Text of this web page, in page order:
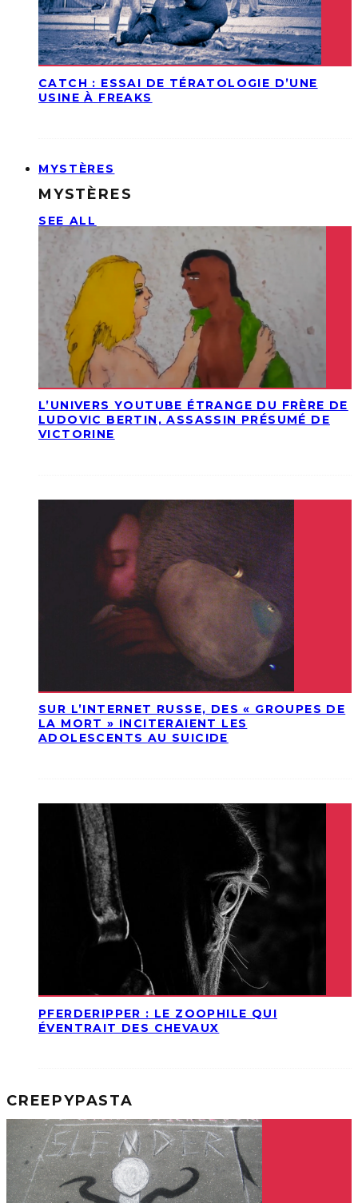
CATCH : ESSAI DE TÉRATOLOGIE D’UNE
USINE À FREAKS
MYSTÈRES
MYSTÈRES
SEE ALL
L’UNIVERS YOUTUBE ÉTRANGE DU FRÈRE DE
LUDOVIC BERTIN, ASSASSIN PRÉSUMÉ DE
VICTORINE
SUR L’INTERNET RUSSE, DES « GROUPES DE
LA MORT » INCITERAIENT LES
ADOLESCENTS AU SUICIDE
PFERDERIPPER : LE ZOOPHILE QUI
ÉVENTRAIT DES CHEVAUX
CREEPYPASTA